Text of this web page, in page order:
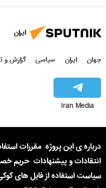
ایران
جهان ایران سیاسی گزارش و
Iran Media
درباره ی این پروژه مقررات
انتقادات و پیشنهادات حریم
سیاست استفاده از فایل های